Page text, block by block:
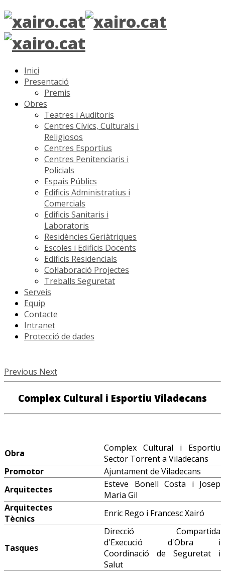
Inici
Presentació
Premis
Obres
Teatres i Auditoris
Centres Cívics, Culturals i
Religiosos
Centres Esportius
Centres Penitenciaris i
Policials
Espais Públics
Edificis Administratius i
Comercials
Edificis Sanitaris i
Laboratoris
Residències Geriàtriques
Escoles i Edificis Docents
Edificis Residencials
Col·laboració Projectes
Treballs Seguretat
Serveis
Equip
Contacte
Intranet
Protecció de dades
Previous Next
Complex Cultural i Esportiu Viladecans
Obra
Complex Cultural i Esportiu
Sector Torrent a Viladecans
Promotor
Ajuntament de Viladecans
Arquitectes
Esteve Bonell Costa i Josep
Maria Gil
Arquitectes
Tècnics
Enric Rego i Francesc Xairó
Tasques
Direcció Compartida
d'Execució d'Obra i
Coordinació de Seguretat i
Salut